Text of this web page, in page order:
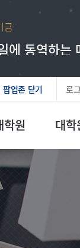
금
에 동역하는
팝업존 닫기 로
학원 대학